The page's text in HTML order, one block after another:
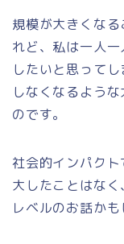
規模が大きくな
れど、私は一人
したいと思って
しなくなるよう
のです。
社会的インパク
大したことはな
レベルのお話かも